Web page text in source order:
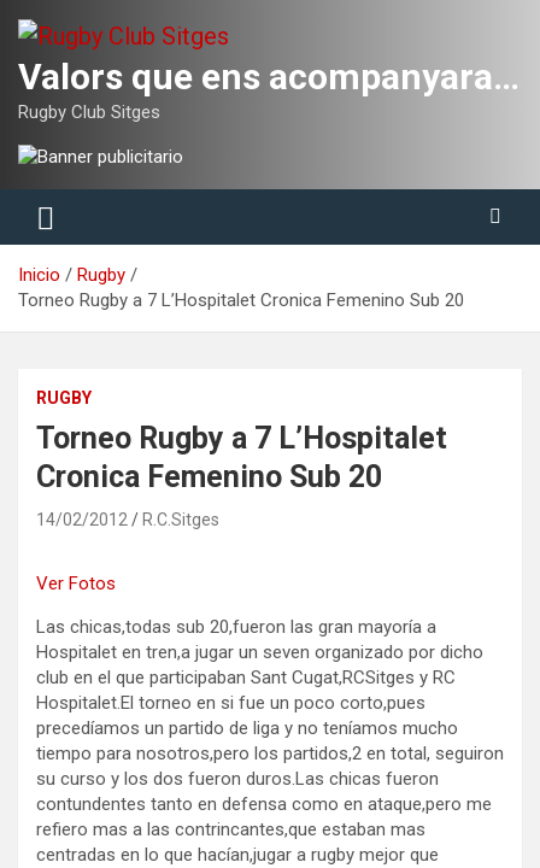
contenido
Valors que ens acompanyaran tota la vida
Rugby Club Sitges
Inicio
Rugby
Torneo Rugby a 7 L’Hospitalet Cronica Femenino Sub 20
RUGBY
Torneo Rugby a 7 L’Hospitalet
Cronica Femenino Sub 20
14/02/2012 R.C.Sitges
Ver Fotos
Las chicas,todas sub 20,fueron las gran mayoría a
Hospitalet en tren,a jugar un seven organizado por dicho
club en el que participaban Sant Cugat,RCSitges y RC
Hospitalet.El torneo en si fue un poco corto,pues
precedíamos un partido de liga y no teníamos mucho
tiempo para nosotros,pero los partidos,2 en total, seguiron
su curso y los dos fueron duros.Las chicas fueron
contundentes tanto en defensa como en ataque,pero me
refiero mas a las contrincantes,que estaban mas
centradas en lo que hacían,jugar a rugby mejor que